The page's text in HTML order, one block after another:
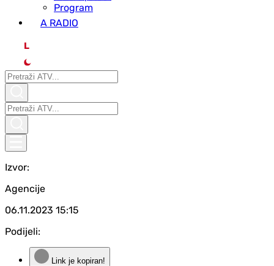
Program
A RADIO
L
Izvor:
Agencije
06.11.2023 15:15
Podijeli:
Link je kopiran!